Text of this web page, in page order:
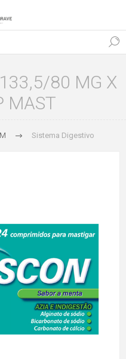
80 MG X
MAST
Sistema Digestivo